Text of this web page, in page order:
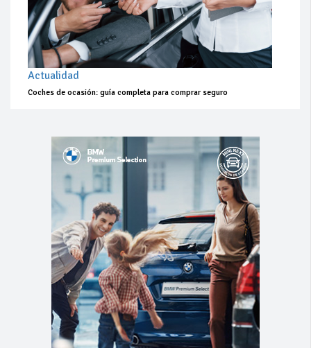
Actualidad
Coches de ocasión: guía completa para comprar seguro